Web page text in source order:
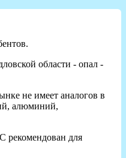
области - опал -
не имеет аналогов в
алюминий,
рекомендован для